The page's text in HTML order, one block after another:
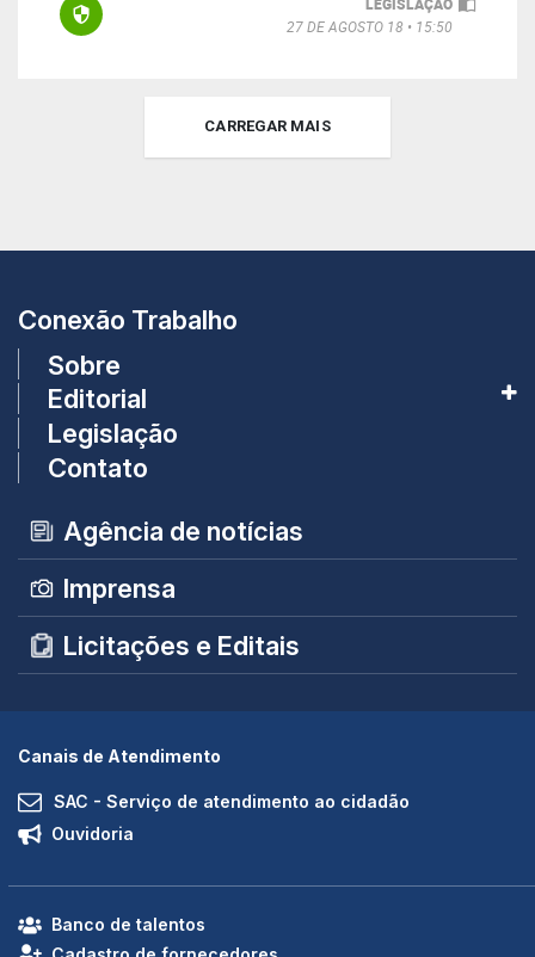
27 DE AGOSTO 18
15:50
CARREGAR MAIS
Conexão Trabalho
Sobre
Editorial
Legislação
Contato
Agência de notícias
Imprensa
Licitações e Editais
Canais de Atendimento
SAC - Serviço de atendimento ao cidadão
Ouvidoria
Banco de talentos